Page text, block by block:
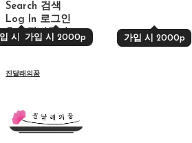
Search 검색
Log In
시 2000p
로그인
가입 시 2000p 가입 시 2000p
가입 시 2000p
Cart장바구니
진달래의꿈